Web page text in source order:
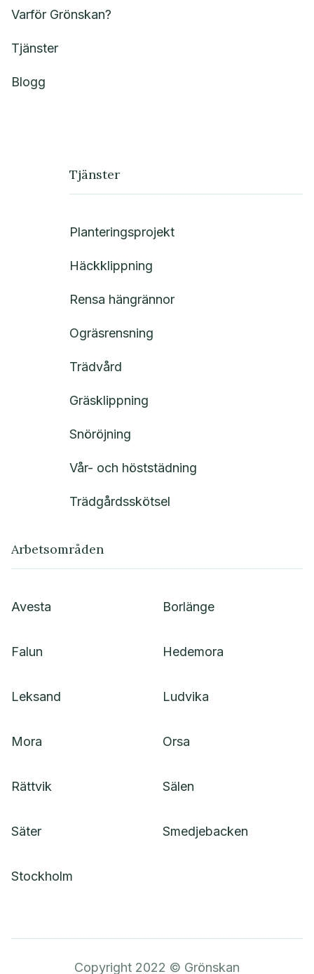
Varför Grönskan?
Tjänster
Blogg
Tjänster
Planteringsprojekt
Häckklippning
Rensa hängrännor
Ogräsrensning
Trädvård
Gräsklippning
Snöröjning
Vår- och höststädning
Trädgårdsskötsel
Arbetsområden
Avesta Borlänge
Falun Hedemora
Leksand Ludvika
Mora Orsa
Rättvik Sälen
Säter Smedjebacken
Stockholm
Copyright 2022 © Grönskan